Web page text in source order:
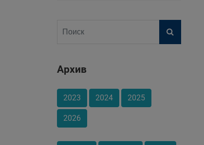
Архив
2023 2024 2025
2026